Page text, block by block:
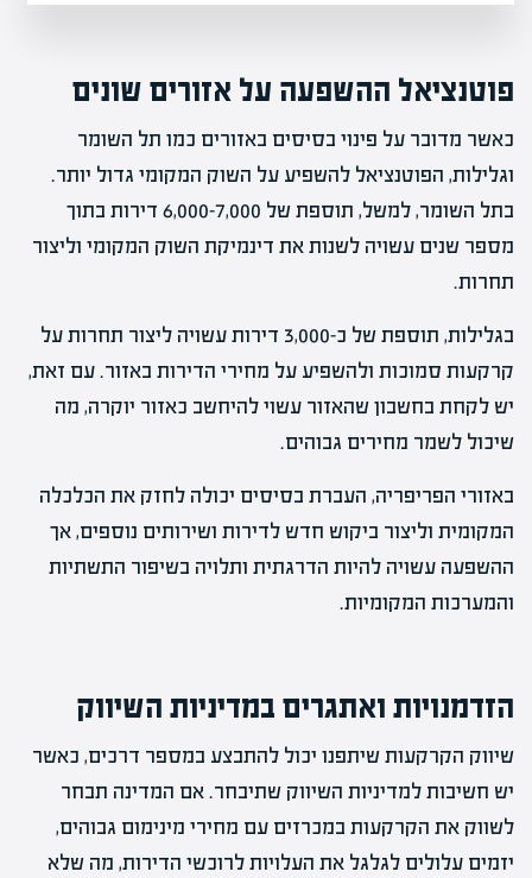
פוטנציאל ההשפעה על אזורים שונים
כאשר מדובר על פינוי בסיסים באזורים כמו תל השומר
וגלילות, הפוטנציאל להשפיע על השוק המקומי גדול יותר.
בתל השומר, למשל, תוספת של 6,000-7,000 דירות בתוך
מספר שנים עשויה לשנות את דינמיקת השוק המקומי וליצור
תחרות.
בגלילות, תוספת של כ-3,000 דירות עשויה ליצור תחרות על
קרקעות סמוכות ולהשפיע על מחירי הדירות באזור. עם זאת,
יש לקחת בחשבון שהאזור עשוי להיחשב כאזור יוקרה, מה
שיכול לשמר מחירים גבוהים.
באזורי הפריפריה, העברת בסיסים יכולה לחזק את הכלכלה
המקומית וליצור ביקוש חדש לדירות ושירותים נוספים, אך
ההשפעה עשויה להיות הדרגתית ותלויה בשיפור התשתיות
והמערכות המקומיות.
הזדמנויות ואתגרים במדיניות השיווק
שיווק הקרקעות שיתפנו יכול להתבצע במספר דרכים, כאשר
יש חשיבות למדיניות השיווק שתיבחר. אם המדינה תבחר
לשווק את הקרקעות במכרזים עם מחירי מינימום גבוהים,
יזמים עלולים לגלגל את העלויות לרוכשי הדירות, מה שלא